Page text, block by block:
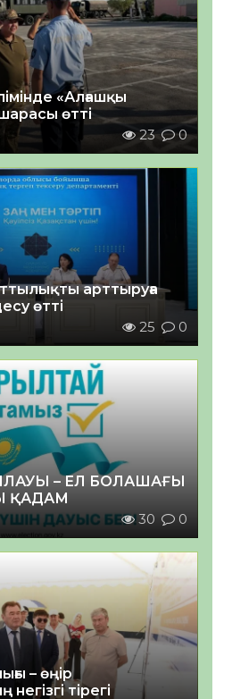
«Алғашқы
өтті
23 0
арттыруға
өтті
25 0
– ЕЛ БОЛАШАҒЫ
ҚАДАМ
30 0
– өңір
тірегі